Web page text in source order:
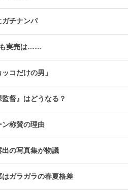
ガチナンパ
も実売は……
コだけの男」
督』はどうなる？
称賛の理由
の写真集が物議
ガラガラの春夏格差